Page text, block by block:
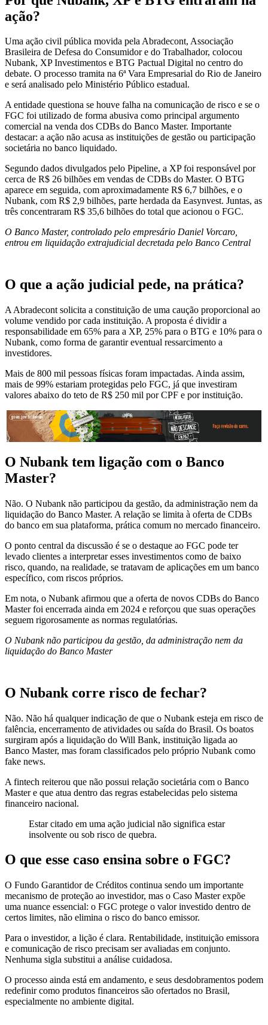
ação?
Uma ação civil pública movida pela Abradecont, Associação
Brasileira de Defesa do Consumidor e do Trabalhador, colocou
Nubank, XP Investimentos e BTG Pactual Digital no centro do
debate. O processo tramita na 6ª Vara Empresarial do Rio de Janeiro
e será analisado pelo Ministério Público estadual.
A entidade questiona se houve falha na comunicação de risco e se o
FGC foi utilizado de forma abusiva como principal argumento
comercial na venda dos CDBs do Banco Master. Importante
destacar: a ação não acusa as instituições de gestão ou participação
societária no banco liquidado.
Segundo dados divulgados pelo Pipeline, a XP foi responsável por
cerca de R$ 26 bilhões em vendas de CDBs do Master. O BTG
aparece em seguida, com aproximadamente R$ 6,7 bilhões, e o
Nubank, com R$ 2,9 bilhões, parte herdada da Easynvest. Juntas, as
três concentraram R$ 35,6 bilhões do total que acionou o FGC.
O Banco Master, controlado pelo empresário Daniel Vorcaro,
entrou em liquidação extrajudicial decretada pelo Banco Central
O que a ação judicial pede, na prática?
A Abradecont solicita a constituição de uma caução proporcional ao
volume vendido por cada instituição. A proposta é dividir a
responsabilidade em 65% para a XP, 25% para o BTG e 10% para o
Nubank, como forma de garantir eventual ressarcimento a
investidores.
Mais de 800 mil pessoas físicas foram impactadas. Ainda assim,
mais de 99% estariam protegidas pelo FGC, já que investiram
valores abaixo do teto de R$ 250 mil por CPF e por instituição.
O Nubank tem ligação com o Banco
Master?
Não. O Nubank não participou da gestão, da administração nem da
liquidação do Banco Master. A relação se limita à oferta de CDBs
do banco em sua plataforma, prática comum no mercado financeiro.
O ponto central da discussão é se o destaque ao FGC pode ter
levado clientes a interpretar esses investimentos como de baixo
risco, quando, na realidade, se tratavam de aplicações em um banco
específico, com riscos próprios.
Em nota, o Nubank afirmou que a oferta de novos CDBs do Banco
Master foi encerrada ainda em 2024 e reforçou que suas operações
seguem rigorosamente as normas regulatórias.
O Nubank não participou da gestão, da administração nem da
liquidação do Banco Master
O Nubank corre risco de fechar?
Não. Não há qualquer indicação de que o Nubank esteja em risco de
falência, encerramento de atividades ou saída do Brasil. Os boatos
surgiram após a liquidação do Will Bank, instituição ligada ao
Banco Master, mas foram classificados pelo próprio Nubank como
fake news.
A fintech reiterou que não possui relação societária com o Banco
Master e que atua dentro das regras estabelecidas pelo sistema
financeiro nacional.
Estar citado em uma ação judicial não significa estar
insolvente ou sob risco de quebra.
O que esse caso ensina sobre o FGC?
O Fundo Garantidor de Créditos continua sendo um importante
mecanismo de proteção ao investidor, mas o Caso Master expõe
uma nuance essencial: o FGC protege o valor investido dentro de
certos limites, não elimina o risco do banco emissor.
Para o investidor, a lição é clara. Rentabilidade, instituição emissora
e comunicação de risco precisam ser avaliadas em conjunto.
Nenhuma sigla substitui a análise cuidadosa.
O processo ainda está em andamento, e seus desdobramentos podem
redefinir como produtos financeiros são ofertados no Brasil,
especialmente no ambiente digital.